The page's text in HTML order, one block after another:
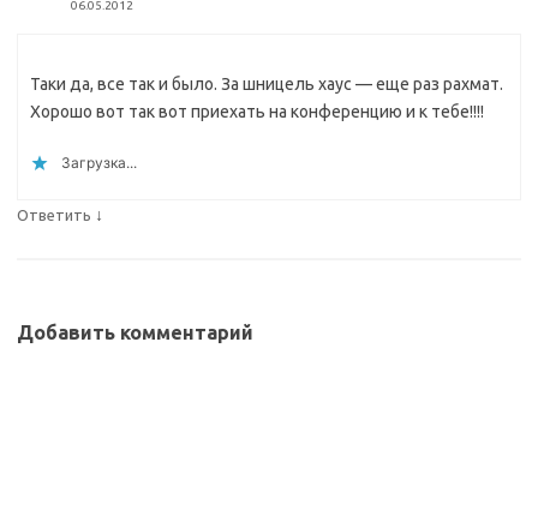
06.05.2012
Таки да, все так и было. За шницель хаус — еще раз рахмат.
Хорошо вот так вот приехать на конференцию и к тебе!!!!
Загрузка...
Ответить ↓
Добавить комментарий